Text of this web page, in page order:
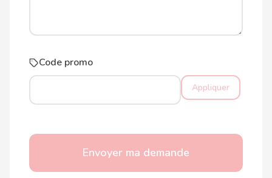
Code promo
Appliquer
Envoyer ma demande